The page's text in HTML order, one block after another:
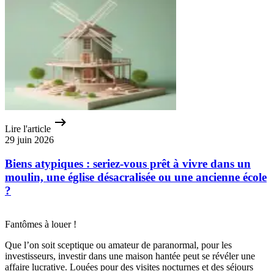
Lire l'article
29 juin 2026
Biens atypiques : seriez-vous prêt à vivre dans un
moulin, une église désacralisée ou une ancienne école
?
Fantômes à louer !
Que l’on soit sceptique ou amateur de paranormal, pour les
investisseurs, investir dans une maison hantée peut se révéler une
affaire lucrative. Louées pour des visites nocturnes et des séjours